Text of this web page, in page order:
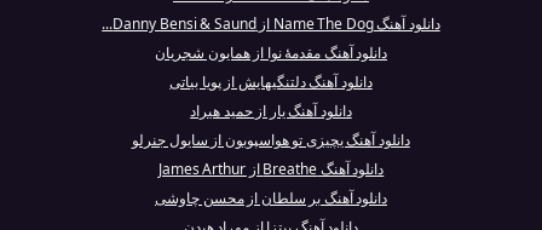
دانلود آهنگ Name The Dog از Danny Bensi & Saund...
دانلود آهنگ مقدمهٔ نوا از همایون شجریان
دانلود آهنگ دلتنگیهایش از پویا بیاتی
دانلود آهنگ یار از حمید هیراد
دانلود آهنگ یچیزی تو هواسپوبون از سایول جنرلو
دانلود آهنگ Breathe از James Arthur
دانلود آهنگ بر سلطان از محسن چاوشی